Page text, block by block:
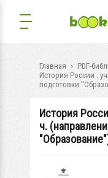
Главная
PDF-
История России :
подготовки
История
ч.